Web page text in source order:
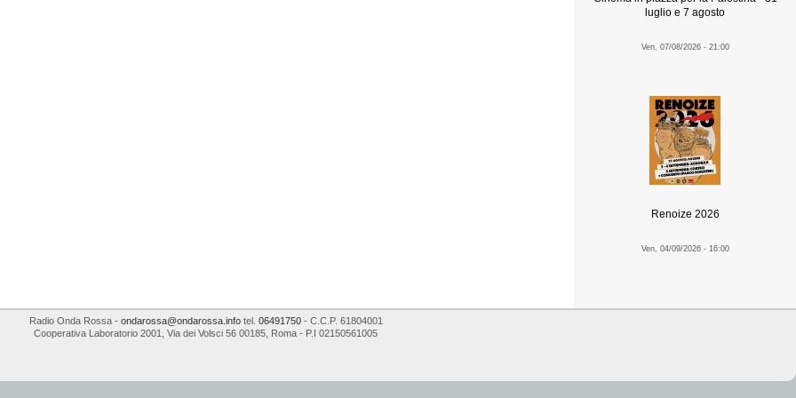
luglio e 7 agosto
Ven, 07/08/2026 - 21:00
Renoize 2026
Ven, 04/09/2026 - 16:00
Radio Onda Rossa- ondarossa@ondarossa.infotel. 06491750- C.C.P. 61804001
Cooperativa Laboratorio 2001
Via dei Volsci 56 00185 Roma - P.I 02150561005